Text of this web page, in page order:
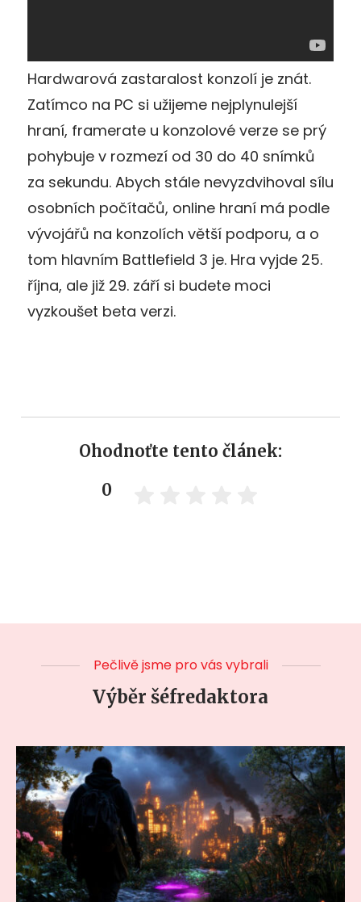
Hardwarová zastaralost konzolí je znát.
Zatímco na PC si užijeme nejplynulejší
hraní, framerate u konzolové verze se prý
pohybuje v rozmezí od 30 do 40 snímků
za sekundu. Abych stále nevyzdvihoval sílu
osobních počítačů, online hraní má podle
vývojářů na konzolích větší podporu, a o
tom hlavním Battlefield 3 je. Hra vyjde 25.
října, ale již 29. září si budete moci
vyzkoušet beta verzi.
Ohodnoťte tento článek:
0
Pečlivě jsme pro vás vybrali
Výběr šéfredaktora